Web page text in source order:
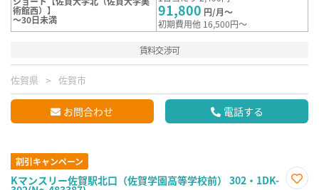
術館西）】
～30日未満
91,800 円/月～
初期費用他 16,500円～
賃料交渉可
佐賀県 佐賀市
お問合わせ 電話する
割引キャンペーン
Kマンスリー佐賀駅北口（佐賀学園高等学校前） 302・1DK-